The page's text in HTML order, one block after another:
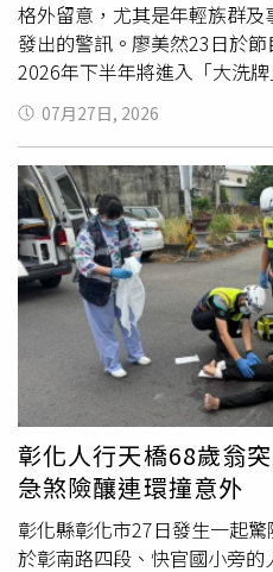
https://
id=69294
格外留意，尤其是年輕族群
發出的警訊。廖美然23日於節
2026年下半年將進入「大洗
出現重大變化，包括傳統產
機會面臨整併、轉型或結束
她指出，自己自去年底便持
事件，且「都不是老人家，
成的名流人物」，呼籲民眾
半年後，更要留意健康管理
然也從民俗角度提醒，農曆7
或容易發生意外的場所，同
事故等風險；她也提到，9
害的警覺，呼籲民眾保持平
時應避免與人爭執，以自身
一夫、藝人王凱及網紅牙醫
的情況下傳出猝逝消息，引
醒，猝死通常並非毫無徵兆，
痛、心悸或異常冒冷汗等症狀
時機，避免延誤病情。
07月27日, 2026
彰化人行天橋68歲翁
急煞險釀連環撞意外
彰化縣彰化市27日發生一起
於彰南路四段、快官國小旁